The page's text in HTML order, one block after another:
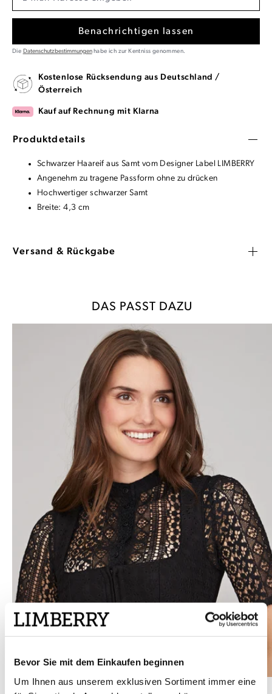
Bevor Sie mit dem Einkaufen beginnen
Um Ihnen aus unserem exklusiven Sortiment immer eine
Benachrichtigen lassen
Die Datenschutzbestimmungenhabe ich zur Kentniss genommen.
Kostenlose Rücksendung aus Deutschland /
Österreich
Kauf auf Rechnung mit Klarna
Produktdetails
Schwarzer Haareif aus Samt vom Designer Label LIMBERRY
Angenehm zu tragene Passform ohne zu drücken
Hochwertiger schwarzer Samt
Breite: 4,3 cm
Versand & Rückgabe
DAS PASST DAZU
Schwarze hochgeschlossene Dirndlbluse - MILLA